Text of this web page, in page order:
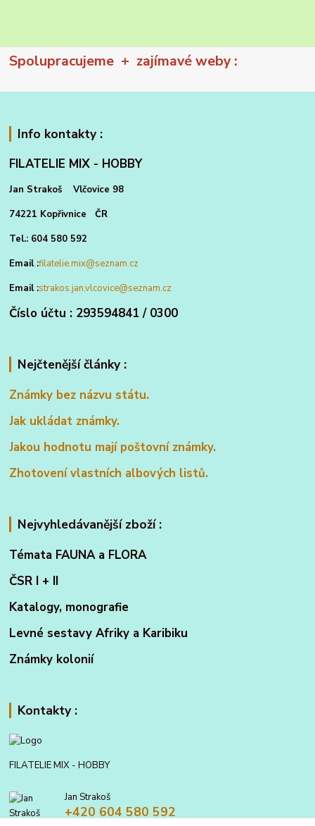
Spolupracujeme + zajímavé weby :
Info kontakty :
FILATELIE MIX - HOBBY
Jan Strakoš Vlčovice 98
74221 Kopřivnice ČR
Tel.: 604 580 592
Email :filatelie.mix@seznam.cz
Email :strakos.jan.vlcovice@seznam.cz
Číslo účtu : 293594841 / 0300
Nejčtenější články :
Známky bez názvu státu.
Jak ukládat známky.
Jakou hodnotu mají poštovní známky.
Zhotovení vlastních albových listů.
Nejvyhledávanější zboží :
Témata FAUNA a FLORA
ČSR I + II
Katalogy, monografie
Levné sestavy Afriky a Karibiku
Známky kolonií
Kontakty :
FILATELIE MIX - HOBBY
Jan Strakoš
+420 604 580 592